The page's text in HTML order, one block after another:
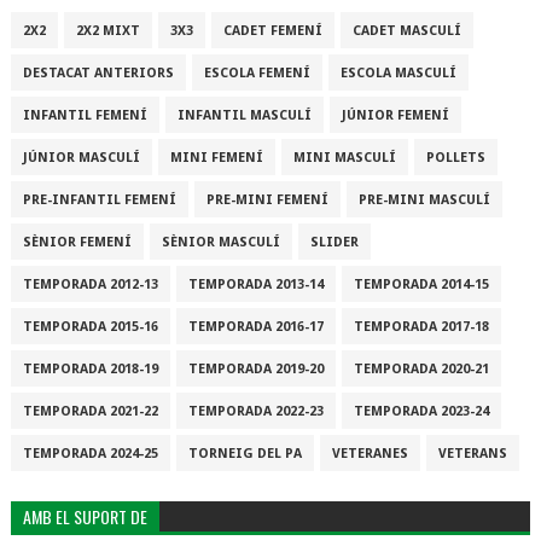
2X2 2X2 MIXT 3X3 CADET FEMENÍ CADET MASCULÍ
DESTACAT ANTERIORS ESCOLA FEMENÍ ESCOLA MASCULÍ
INFANTIL FEMENÍ INFANTIL MASCULÍ JÚNIOR FEMENÍ
JÚNIOR MASCULÍ MINI FEMENÍ MINI MASCULÍ POLLETS
PRE-INFANTIL FEMENÍ PRE-MINI FEMENÍ PRE-MINI MASCULÍ
SÈNIOR FEMENÍ SÈNIOR MASCULÍ SLIDER
TEMPORADA 2012-13 TEMPORADA 2013-14 TEMPORADA 2014-15
TEMPORADA 2015-16 TEMPORADA 2016-17 TEMPORADA 2017-18
TEMPORADA 2018-19 TEMPORADA 2019-20 TEMPORADA 2020-21
TEMPORADA 2021-22 TEMPORADA 2022-23 TEMPORADA 2023-24
TEMPORADA 2024-25 TORNEIG DEL PA VETERANES VETERANS
AMB EL SUPORT DE